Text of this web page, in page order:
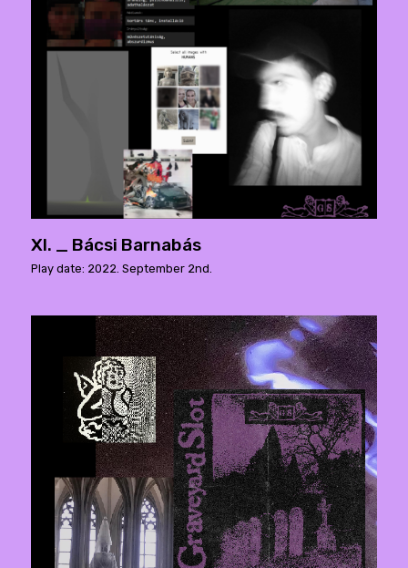
XI. _ Bácsi Barnabás
Play date: 2022. September 2nd.